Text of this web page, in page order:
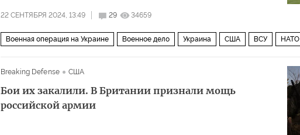
22 СЕНТЯБРЯ 2024, 13:49 29 34659
Военная операция на Украине Военное дело Украина США ВСУ НАТО
Breaking Defense
США
Бои их закалили. В Британии признали мощь
российской армии